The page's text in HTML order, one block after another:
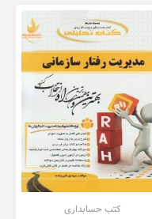
کتب حسابداری